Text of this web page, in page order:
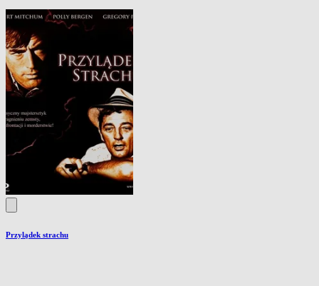
Przylądek strachu